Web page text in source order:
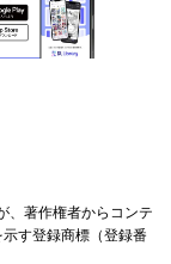
、著作権者からコンテ
す登録商標（登録番